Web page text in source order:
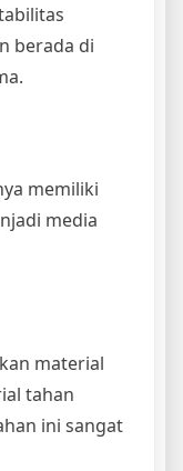
berada di
memiliki
media
material
tahan
ini sangat